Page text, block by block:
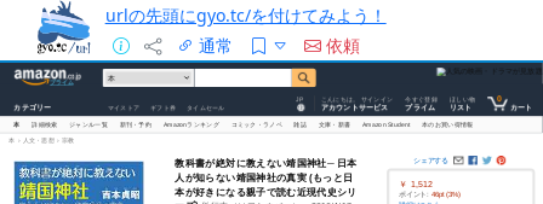
urlの先頭にgyo.tc/を付けてみよう！
通常
依頼